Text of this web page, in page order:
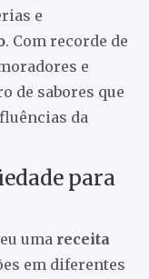
e
. Com recorde de
e
de sabores que
da
para
uma receita
em diferentes